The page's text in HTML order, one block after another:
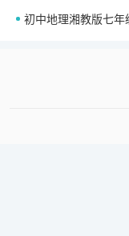
初中地理湘教版七年级上册